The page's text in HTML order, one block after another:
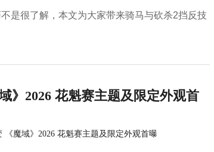
是很了解，本文为大家带来骑马与砍杀2挡反技
》2026 花魁赛主题及限定外观首
《魔域》2026 花魁赛主题及限定外观首曝